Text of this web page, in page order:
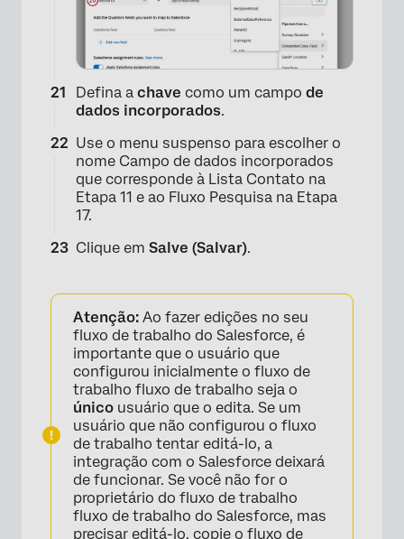
×
×
Defina a chave como um campo de
dados incorporados.
Use o menu suspenso para escolher o
nome Campo de dados incorporados
que corresponde à Lista Contato na
Etapa 11 e ao Fluxo Pesquisa na Etapa
17.
Clique em Salve (Salvar).
Atenção: Ao fazer edições no seu
fluxo de trabalho do Salesforce, é
importante que o usuário que
configurou inicialmente o fluxo de
trabalho fluxo de trabalho seja o
único usuário que o edita. Se um
usuário que não configurou o fluxo
de trabalho tentar editá-lo, a
integração com o Salesforce deixará
de funcionar. Se você não for o
proprietário do fluxo de trabalho
fluxo de trabalho do Salesforce, mas
precisar editá-lo, copie o fluxo de